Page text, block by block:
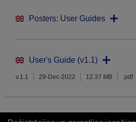
Posters: User Guides
User's Guide (v1.1)
v.1.1 29-Dec-2022 12.37 MB .pdf